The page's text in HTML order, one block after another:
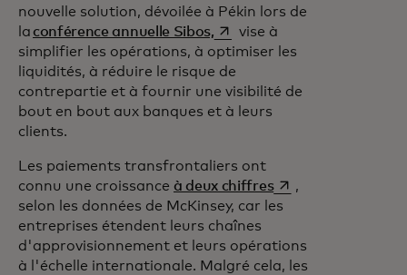
nouvelle solution, dévoilée à Pékin lors de
la conférence annuelle Sibos, s’ouvre dans un nouvel
vise à
simplifier les opérations, à optimiser les
liquidités, à réduire le risque de
contrepartie et à fournir une visibilité de
bout en bout aux banques et à leurs
clients.
Les paiements transfrontaliers ont
connu une croissance à deux chiffress’ouvre dans un
,
selon les données de McKinsey, car les
entreprises étendent leurs chaînes
d'approvisionnement et leurs opérations
à l'échelle internationale. Malgré cela, les